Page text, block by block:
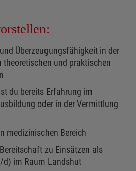
Überzeugungsfähigkeit in der
und praktischen
du bereits Erfahrung im
oder in der Vermittlung
medizinischen Bereich
zu Einsätzen als
im Raum Landshut